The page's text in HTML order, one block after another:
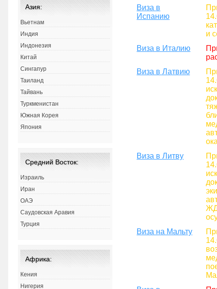
Виза в
Испанию
и
Виза в Италию
Виза в Латвию
Виза в Литву
ЖД
Виза на Мальту
Азия:
Вьетнам
Индия
Индонезия
Китай
Сингапур
Таиланд
Тайвань
Туркменистан
Южная Корея
Япония
Средний Восток:
Израиль
Иран
ОАЭ
Саудовская Аравия
Турция
Африка:
Кения
Нигерия